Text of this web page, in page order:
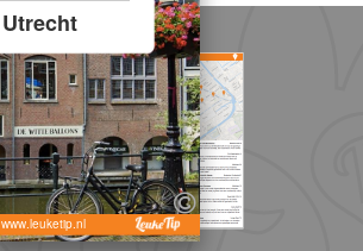
Utrecht
www.leuketip.nl